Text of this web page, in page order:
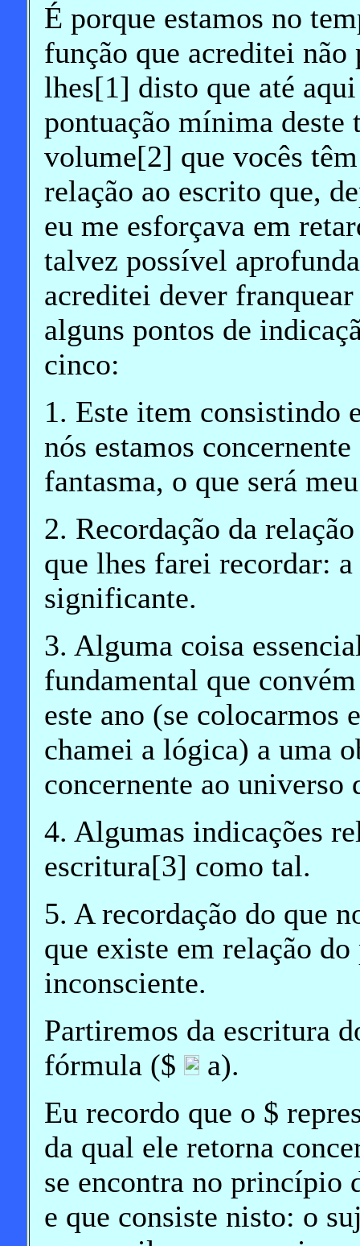
É porque estamos no
função que acreditei
lhes[1] disto que até
pontuação mínima deste
volume[2] que vocês
relação ao escrito que,
eu me esforçava em
talvez possível
acreditei dever
alguns pontos de
cinco:
1. Este item consistindo
nós estamos
fantasma, o que será
2. Recordação da
que lhes farei recordar:
significante.
3. Alguma coisa
fundamental que
este ano (se colocarmos
chamei a lógica) a uma
concernente ao universo
4. Algumas indicações
escritura[3] como tal.
5. A recordação do que
que existe em relação
inconsciente.
Partiremos da escritura
fórmula ($
a).
Eu recordo que o $
da qual ele retorna
se encontra no princípio
e que consiste nisto: o